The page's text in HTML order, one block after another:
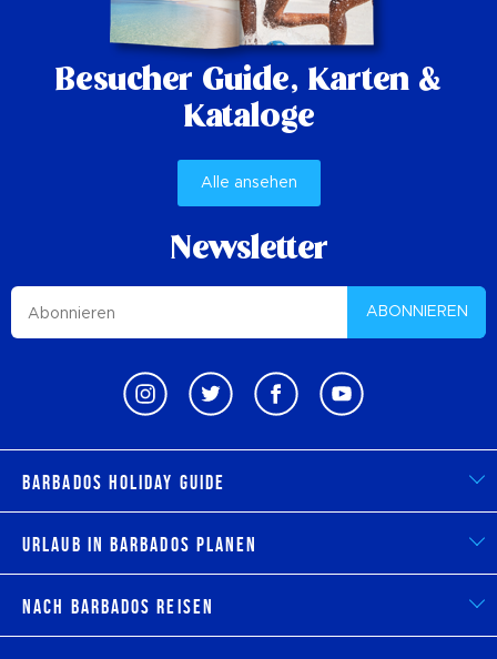
Besucher Guide, Karten &
Kataloge
Alle ansehen
Newsletter
ABONNIEREN
Barbados Holiday Guide
Urlaub in Barbados planen
Nach Barbados reisen